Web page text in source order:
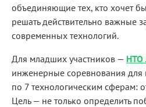
объединяющие тех, кто хочет
решать действительно важные
современных технологий.
Для младших участников — НТО
инженерные соревнования для
по 7 технологическим сферам:
Цель — не только определить